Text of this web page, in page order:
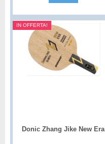
IN OFFERTA!
Donic Zhang Jike New Era